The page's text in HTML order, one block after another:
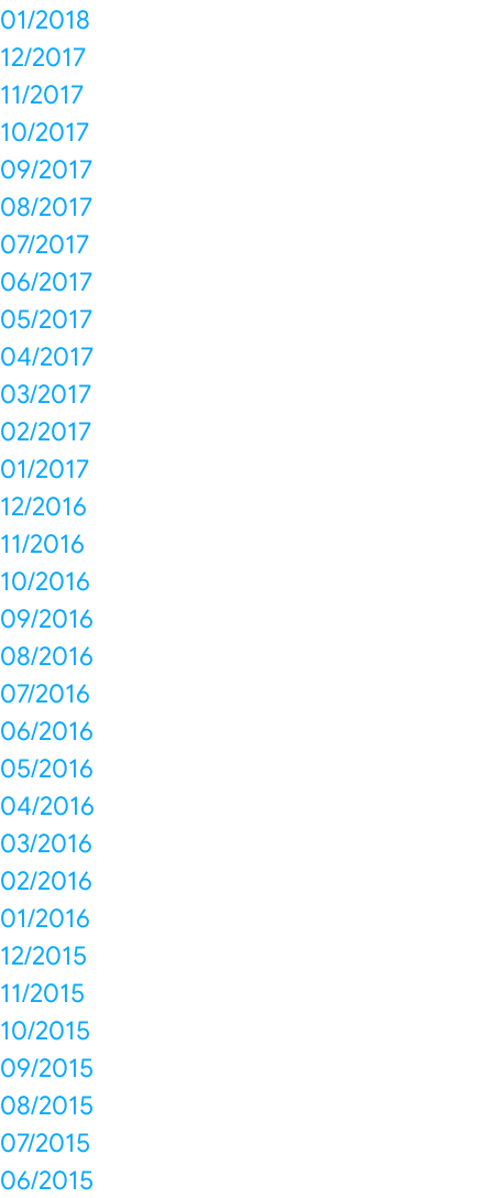
01/2018
12/2017
11/2017
10/2017
09/2017
08/2017
07/2017
06/2017
05/2017
04/2017
03/2017
02/2017
01/2017
12/2016
11/2016
10/2016
09/2016
08/2016
07/2016
06/2016
05/2016
04/2016
03/2016
02/2016
01/2016
12/2015
11/2015
10/2015
09/2015
08/2015
07/2015
06/2015